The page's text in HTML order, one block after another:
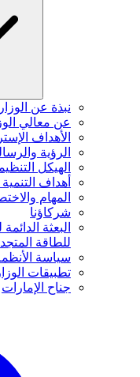
نبذة عن
عن معالي
الأهداف
الرؤية
الهيكل
أهداف
المهام
شركاؤنا
البعثة
للطاقة
سياسة
تطبيقات
جناح الإمارات